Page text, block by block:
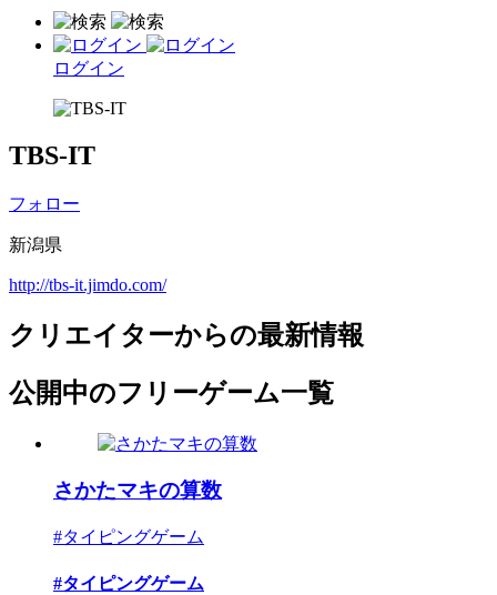
ログイン
TBS-IT
フォロー
新潟県
http://tbs-it.jimdo.com/
クリエイターからの最新情報
公開中のフリーゲーム一覧
さかたマキの算数
#タイピングゲーム
#タイピングゲーム